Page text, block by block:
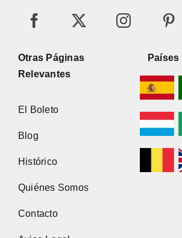
Otras Páginas
Relevantes
El Boleto
Blog
Histórico
Quiénes Somos
Contacto